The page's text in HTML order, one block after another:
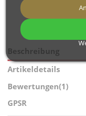
Beschreibung
Artikeldetails
Bewertungen(1)
GPSR